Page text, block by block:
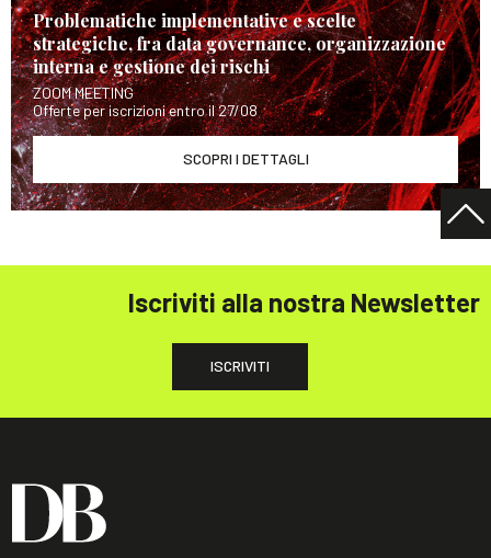
Problematiche implementative e scelte
strategiche, fra data governance, organizzazione
interna e gestione dei rischi
ZOOM MEETING
Offerte per iscrizioni entro il 27/08
SCOPRI I DETTAGLI
Iscriviti alla nostra Newsletter
ISCRIVITI